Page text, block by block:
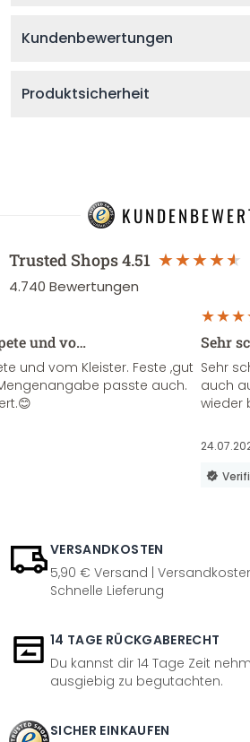
Kundenbewertungen
Produktsicherheit
Trusted Shops4.51
4.740 Bewertungen
und vo…
und vom Kleister. Feste ,gut
passte auch.
Sehr
Sehr
auch
wieder
VERSANDKOSTEN
5,90 € Versand |
Schnelle Lieferung
14 TAGE RÜCKGABERECHT
Du kannst dir 14 Tage Zeit
ausgiebig zu begutachten.
SICHER EINKAUFEN